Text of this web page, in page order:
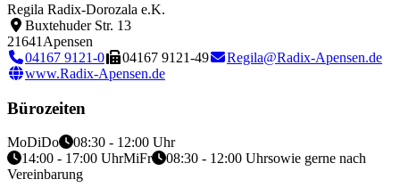
Regila Radix-Dorozala e.K.
Buxtehuder Str. 13
21641 Apensen
04167 9121-0
04167 9121-49
Regila@Radix-Apensen.de
www.Radix-Apensen.de
Bürozeiten
MoDiDo
08:30 - 12:00 Uhr
14:00 - 17:00 UhrMiFr 08:30 - 12:00 Uhrsowie gerne nach
Vereinbarung